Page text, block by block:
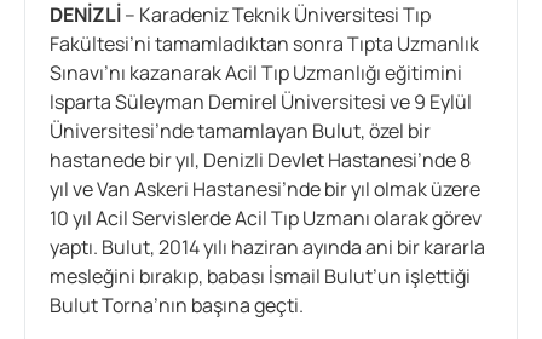
DENİZLİ– Karadeniz Teknik Üniversitesi Tıp
Fakültesi’ni tamamladıktan sonra Tıpta Uzmanlık
Sınavı’nı kazanarak Acil Tıp Uzmanlığı eğitimini
Isparta Süleyman Demirel Üniversitesi ve 9 Eylül
Üniversitesi’nde tamamlayan Bulut, özel bir
hastanede bir yıl, Denizli Devlet Hastanesi’nde 8
yıl ve Van Askeri Hastanesi’nde bir yıl olmak üzere
10 yıl Acil Servislerde Acil Tıp Uzmanı olarak görev
yaptı. Bulut, 2014 yılı haziran ayında ani bir kararla
mesleğini bırakıp, babası İsmail Bulut’un işlettiği
Bulut Torna’nın başına geçti.